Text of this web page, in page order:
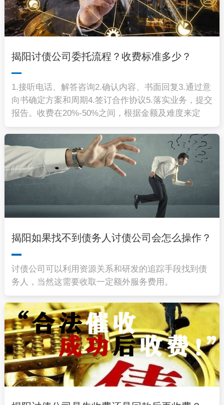
揭阳讨债公司委托流程？收费标准多少？
1.接听电话、解答咨询2.确认内容、书面回复3.通过意
向书确定方案和周期4.签订合作协议5.落实业务，提交
报告。收费在20%-50%之间，根据金额及难度来定
揭阳如果找不到债务人讨债公司会怎么操作？
讨债公司可以利用资源关系和研发的追踪手段找到债
务人，当然这需要收取一定额外服务费用。